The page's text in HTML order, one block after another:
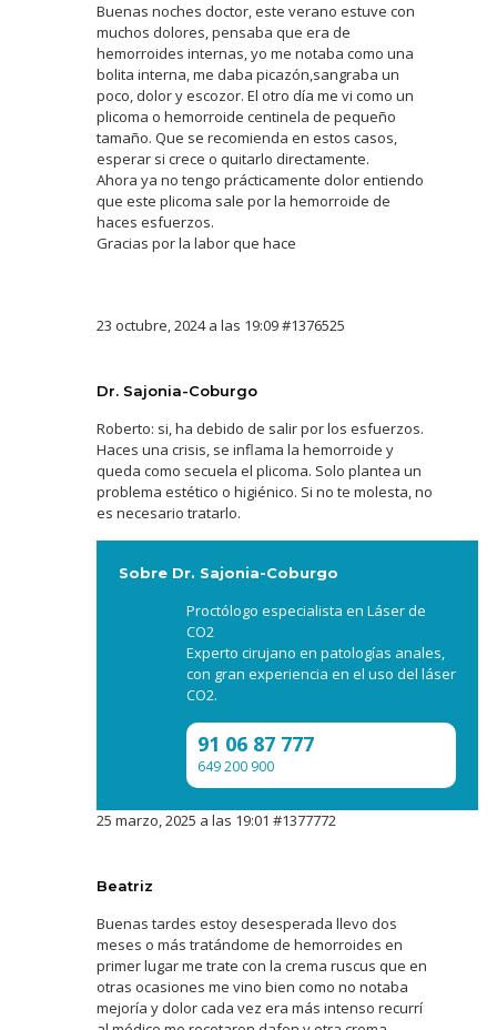
Buenas noches doctor, este verano estuve con
muchos dolores, pensaba que era de
hemorroides internas, yo me notaba como una
bolita interna, me daba picazón,sangraba un
poco, dolor y escozor. El otro día me vi como un
plicoma o hemorroide centinela de pequeño
tamaño. Que se recomienda en estos casos,
esperar si crece o quitarlo directamente.
Ahora ya no tengo prácticamente dolor entiendo
que este plicoma sale por la hemorroide de
haces esfuerzos.
Gracias por la labor que hace
23 octubre, 2024 a las 19:09#1376525
Dr. Sajonia-Coburgo
Roberto: si, ha debido de salir por los esfuerzos.
Haces una crisis, se inflama la hemorroide y
queda como secuela el plicoma. Solo plantea un
problema estético o higiénico. Si no te molesta, no
es necesario tratarlo.
Sobre Dr. Sajonia-Coburgo
Proctólogo especialista en Láser de
CO2
Experto cirujano en patologías anales,
con gran experiencia en el uso del láser
CO2.
91 06 87 777
649 200 900
25 marzo, 2025 a las 19:01 #1377772
Beatriz
Buenas tardes estoy desesperada llevo dos
meses o más tratándome de hemorroides en
primer lugar me trate con la crema ruscus que en
otras ocasiones me vino bien como no notaba
mejoría y dolor cada vez era más intenso recurrí